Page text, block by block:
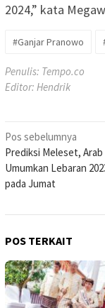
2024,” kata
#Ganjar Pranowo
Penulis: Tempo.co
Editor: Hendrik
Navigasi
pos
Pos sebelumnya
Prediksi Meleset, Arab
Umumkan Lebaran
pada Jumat
POS TERKAIT